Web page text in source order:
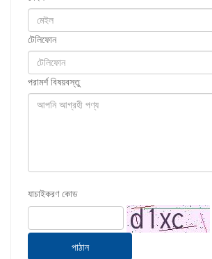
টেলিফোন
পরামর্শ বিষয়বস্তু
যাচাইকরণ কোড
পাঠান